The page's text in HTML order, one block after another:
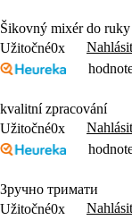
Šikovný mixér do ruky
Užitočné0x
kvalitní zpracování
Užitočné0x
Зручно тримати
Užitočné0x